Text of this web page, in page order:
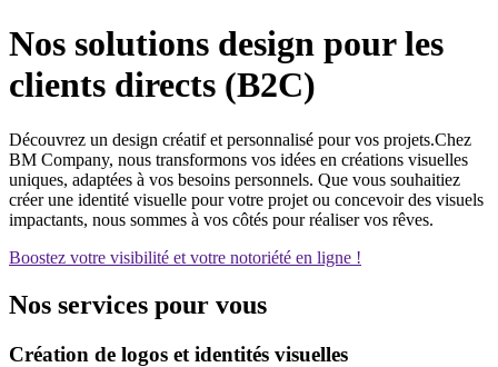
Nos solutions design pour les
clients directs (B2C)
Découvrez un design créatif et personnalisé pour vos projets.Chez
BM Company, nous transformons vos idées en créations visuelles
uniques, adaptées à vos besoins personnels. Que vous souhaitiez
créer une identité visuelle pour votre projet ou concevoir des visuels
impactants, nous sommes à vos côtés pour réaliser vos rêves.
Boostez votre visibilité et votre notoriété en ligne !
Nos services pour vous
Création de logos et identités visuelles